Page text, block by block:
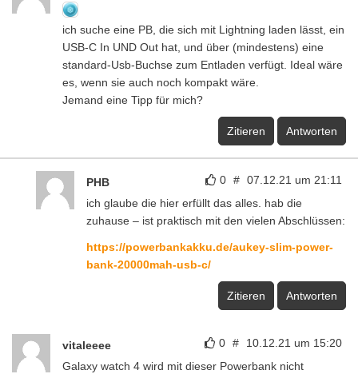
ich suche eine PB, die sich mit Lightning laden lässt, ein
USB-C In UND Out hat, und über (mindestens) eine
standard-Usb-Buchse zum Entladen verfügt. Ideal wäre
es, wenn sie auch noch kompakt wäre.
Jemand eine Tipp für mich?
Zitieren Antworten
0 # 07.12.21 um 21:11
PHB
ich glaube die hier erfüllt das alles. hab die
zuhause – ist praktisch mit den vielen Abschlüssen:
https://powerbankakku.de/aukey-slim-power-
bank-20000mah-usb-c/
Zitieren Antworten
0 # 10.12.21 um 15:20
vitaleeee
Galaxy watch 4 wird mit dieser Powerbank nicht